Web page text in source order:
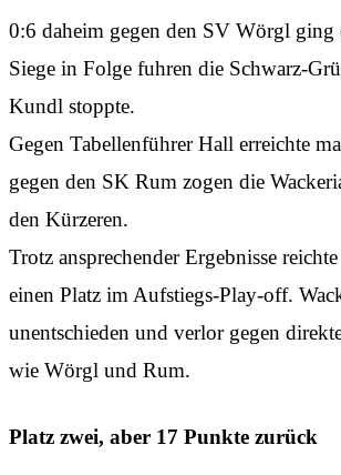
0:6 daheim gegen den SV Wörgl ging
Siege in Folge fuhren die Schwarz-
Kundl stoppte.
Gegen Tabellenführer Hall erreichte
gegen den SK Rum zogen die
den Kürzeren.
Trotz ansprechender Ergebnisse
einen Platz im Aufstiegs-Play-off.
unentschieden und verlor gegen
wie Wörgl und Rum.
Platz zwei, aber 17 Punkte zurück